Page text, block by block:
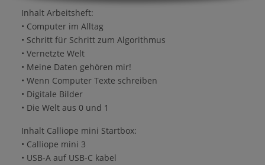
Inhalt Arbeitsheft:
• Computer im Alltag
• Schritt für Schritt zum Algorithmus
• Vernetzte Welt
• Meine Daten gehören mir!
• Wenn Computer Texte schreiben
• Digitale Bilder
• Die Welt aus 0 und 1
Inhalt Calliope mini Startbox:
• Calliope mini 3
• USB-A auf USB-C kabel